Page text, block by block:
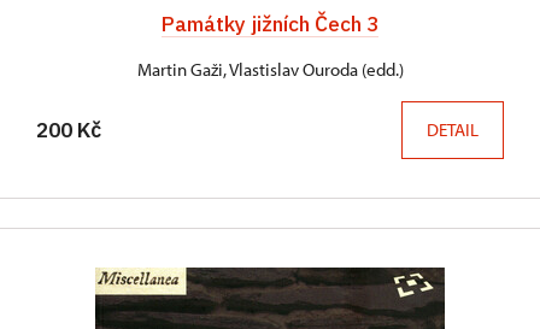
Památky jižních Čech 3
Martin Gaži, Vlastislav Ouroda (edd.)
200 Kč DETAIL